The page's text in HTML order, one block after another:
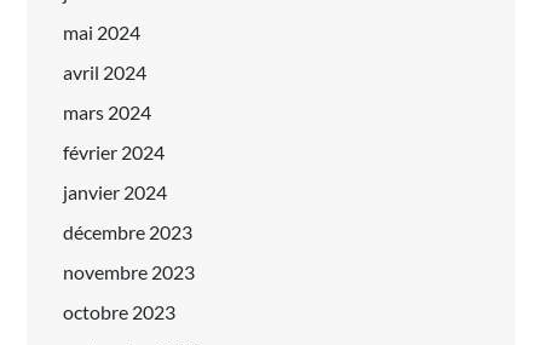
mai 2024
avril 2024
mars 2024
février 2024
janvier 2024
décembre 2023
novembre 2023
octobre 2023